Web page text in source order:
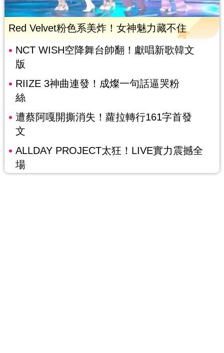
Red Velvet粉色系美炸！女神魅力藏不住
NCT WISH空降舞台帥翻！獻唱新歌韓文
版
RIIZE 3神曲連發！成燦一句話逼哭粉
絲
遭蔡阿嘎開撕消失！蘿拉轉行161字首發
文
ALLDAY PROJECT太狂！LIVE實力震撼全
場